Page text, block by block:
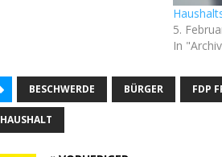
5.
In
BESCHWERDE BÜRGER FDP
HAUSHALT